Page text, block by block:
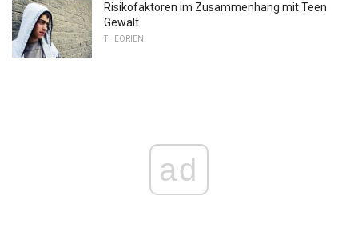
Risikofaktoren im Zusammenhang mit Teen
Gewalt
THEORIEN
ad